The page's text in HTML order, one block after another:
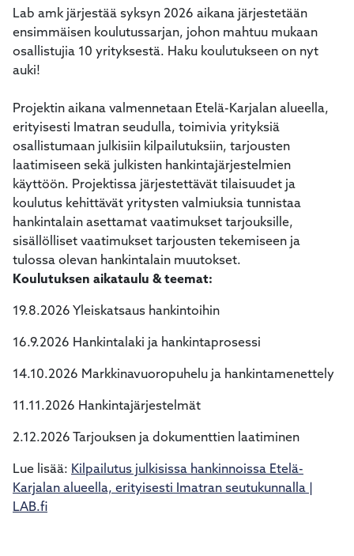
Lab amk järjestää syksyn 2026 aikana järjestetään
ensimmäisen koulutussarjan, johon mahtuu mukaan
osallistujia 10 yrityksestä. Haku koulutukseen on nyt
auki!
Projektin aikana valmennetaan Etelä-Karjalan alueella,
erityisesti Imatran seudulla, toimivia yrityksiä
osallistumaan julkisiin kilpailutuksiin, tarjousten
laatimiseen sekä julkisten hankintajärjestelmien
käyttöön. Projektissa järjestettävät tilaisuudet ja
koulutus kehittävät yritysten valmiuksia tunnistaa
hankintalain asettamat vaatimukset tarjouksille,
sisällölliset vaatimukset tarjousten tekemiseen ja
tulossa olevan hankintalain muutokset.
Koulutuksen aikataulu & teemat:
19.8.2026 Yleiskatsaus hankintoihin
16.9.2026 Hankintalaki ja hankintaprosessi
14.10.2026 Markkinavuoropuhelu ja hankintamenettely
11.11.2026 Hankintajärjestelmät
2.12.2026 Tarjouksen ja dokumenttien laatiminen
Lue lisää: Kilpailutus julkisissa hankinnoissa Etelä-
Karjalan alueella, erityisesti Imatran seutukunnalla |
LAB.fi